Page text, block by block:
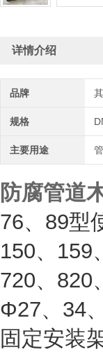
详情介绍
品牌
规格
主要用途
防腐管道
76、89型
150、159
720、820
Φ27、34
固定安装